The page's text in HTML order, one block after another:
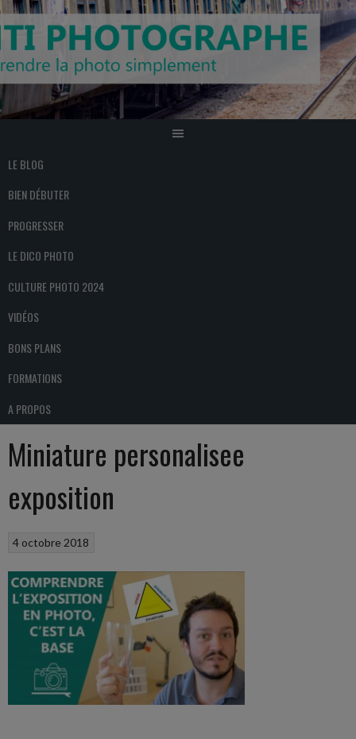
Aller
au
contenu
LE BLOG
BIEN DÉBUTER
PROGRESSER
LE DICO PHOTO
CULTURE PHOTO 2024
VIDÉOS
BONS PLANS
FORMATIONS
A PROPOS
Miniature personalisee
exposition
4 octobre 2018